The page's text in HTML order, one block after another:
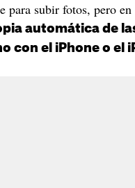
para subir fotos, pero
automática de
con el iPhone o el